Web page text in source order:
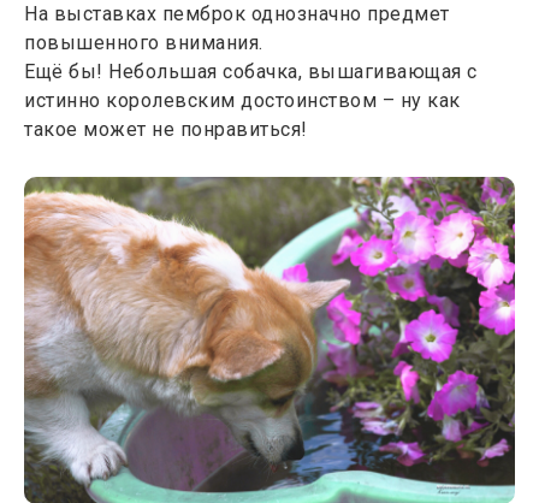
На выставках пемброк однозначно предмет
повышенного внимания.
Ещё бы! Небольшая собачка, вышагивающая с
истинно королевским достоинством – ну как
такое может не понравиться!